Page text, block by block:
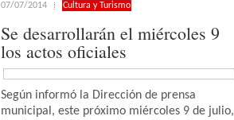
07/07/2014 Cultura y Turismo
Se desarrollarán el miércoles 9
los actos oficiales
Según informó la Dirección de prensa
municipal, este próximo miércoles 9 de julio,